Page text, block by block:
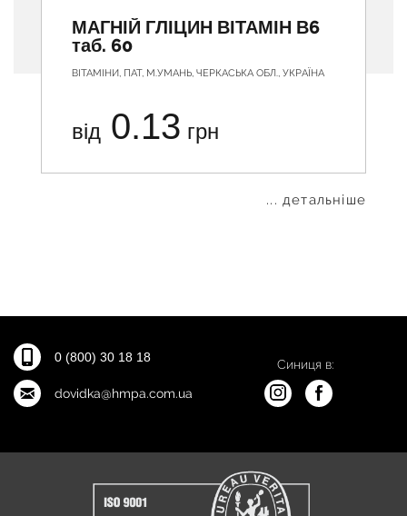
МАГНІЙ ГЛІЦИН ВІТАМІН В6
таб. 60
ВІТАМІНИ, ПАТ, М.УМАНЬ, ЧЕРКАСЬКА ОБЛ., УКРАЇНА
від 0.13 грн
... детальніше
0 (800) 30 18 18
dovidka@hmpa.com.ua
Синиця в: